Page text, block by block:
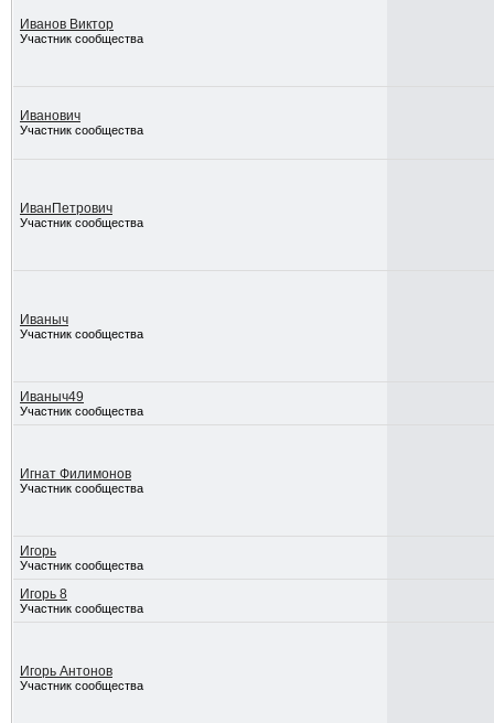
Иванов Виктор
Участник сообщества
Иванович
Участник сообщества
ИванПетрович
Участник сообщества
Иваныч
Участник сообщества
Иваныч49
Участник сообщества
Игнат Филимонов
Участник сообщества
Игорь
Участник сообщества
Игорь 8
Участник сообщества
Игорь Антонов
Участник сообщества